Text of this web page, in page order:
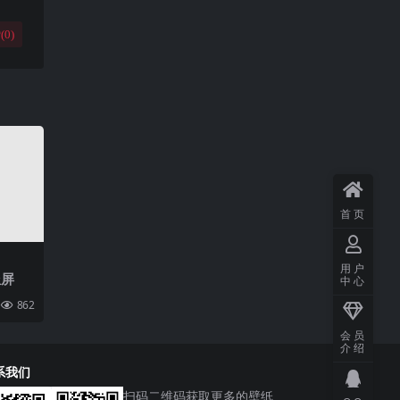
0)
862
我们
扫码二维码获取更多的壁纸
首页
用户
中心
会员
介绍